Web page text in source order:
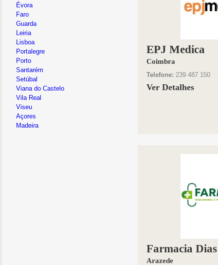
Évora
Faro
Guarda
Leiria
Lisboa
Portalegre
Porto
Santarém
Setúbal
Viana do Castelo
Vila Real
Viseu
Açores
Madeira
EPJ Medica
Coimbra
Telefone: 239 487 150
Ver Detalhes
Farmacia
Arazede